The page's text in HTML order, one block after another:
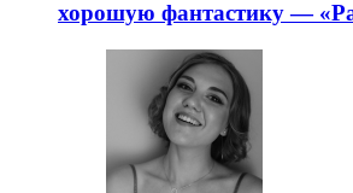
хорошую фантастику —